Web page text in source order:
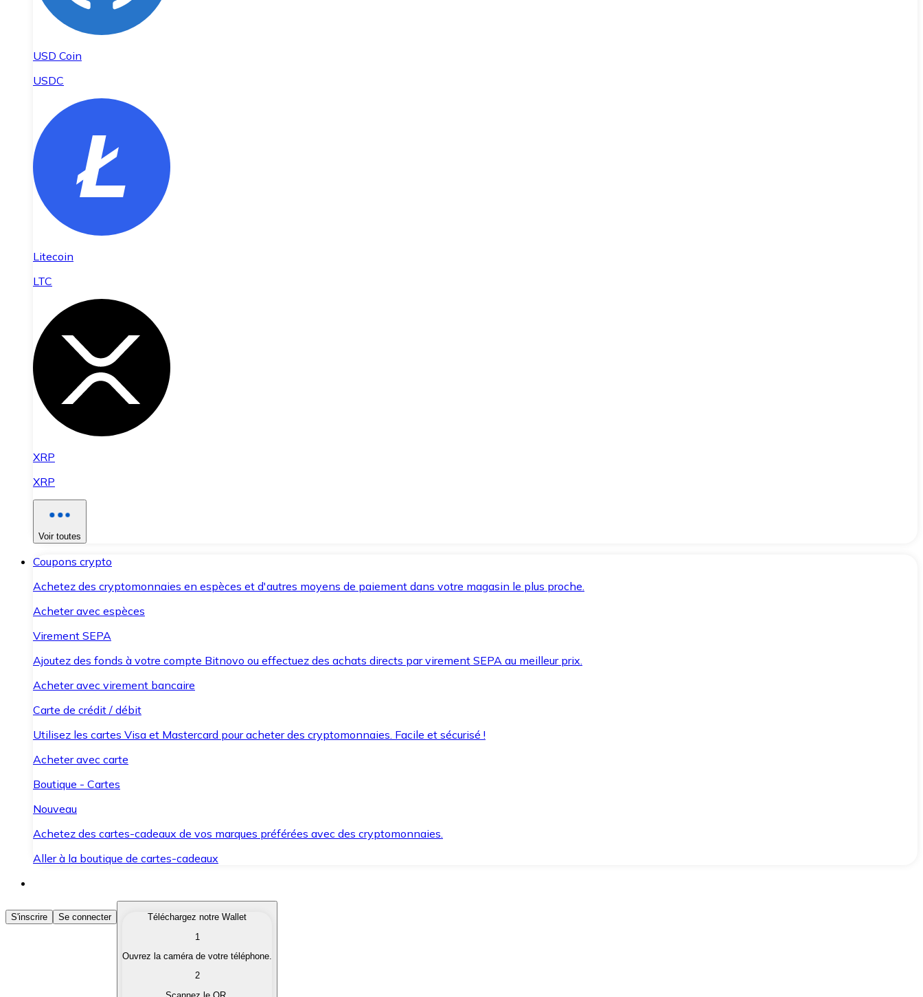
USD Coin
USDC
Litecoin
LTC
XRP
XRP
Voir toutes
Coupons crypto
Achetez des cryptomonnaies en espèces et d'autres moyens de paiement dans votre magasin le plus proche.
Acheter avec espèces
Virement SEPA
Ajoutez des fonds à votre compte Bitnovo ou effectuez des achats directs par virement SEPA au meilleur prix.
Acheter avec virement bancaire
Carte de crédit / débit
Utilisez les cartes Visa et Mastercard pour acheter des cryptomonnaies. Facile et sécurisé !
Acheter avec carte
Boutique - Cartes
Nouveau
Achetez des cartes-cadeaux de vos marques préférées avec des cryptomonnaies.
Aller à la boutique de cartes-cadeaux
Acheter des Cryptomonnaies
Achetez les cryptomonnaies qui vous intéressent rapidement et en toute sécurité.
Convertissez vos cryptomonnaies en monnaie fiduciaire lorsque vous en avez besoin.
S'inscrire Se connecter
Téléchargez notre Wallet
1
Ouvrez la caméra de votre téléphone.
2